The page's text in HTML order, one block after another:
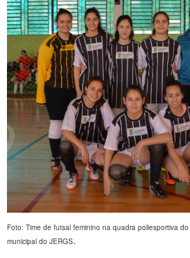
Foto: Time de futsal feminino na quadra poliesportiva do
municipal do JERGS.